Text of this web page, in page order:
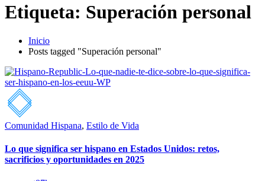
Etiqueta: Superación personal
Inicio
Posts tagged "Superación personal"
Comunidad Hispana, Estilo de Vida
Lo que significa ser hispano en Estados Unidos: retos,
sacrificios y oportunidades en 2025